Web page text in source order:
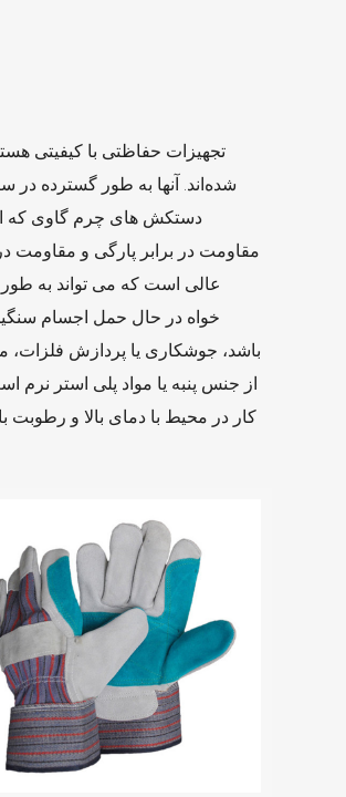
شده‌اند. آنها به طور گسترده
دستکش های چرم گاوی که از
مقاومت در برابر پارگی و مقاومت
عالی است که می تواند به
باشد، جوشکاری یا پردازش فلزات،
از جنس پنبه یا مواد پلی استر
کار در محیط با دمای بالا و رطوبت